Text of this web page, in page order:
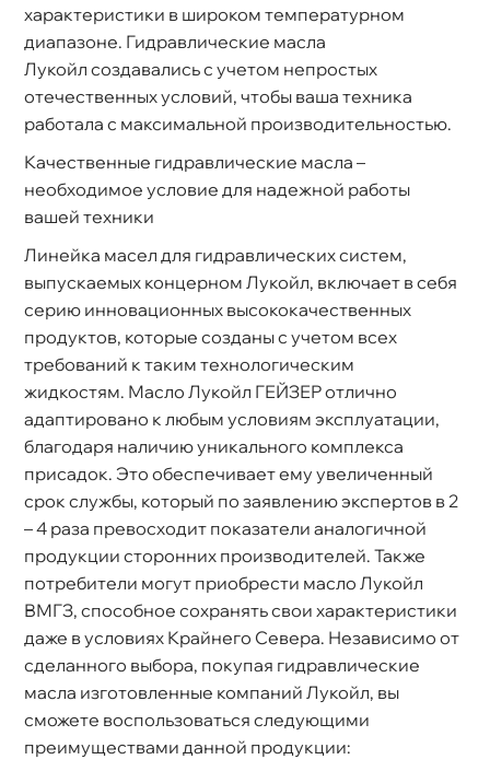
характеристики в широком температурном
диапазоне. Гидравлические масла
Лукойл создавались с учетом непростых
отечественных условий, чтобы ваша техника
работала с максимальной производительностью.
Качественные гидравлические масла –
необходимое условие для надежной работы
ашей техники
Линейка масел для гидравлических систем,
ыпускаемых концерном Лукойл, включает в себя
серию инновационных высококачественных
продуктов, которые созданы с учетом всех
требований к таким технологическим
жидкостям. Масло Лукойл ГЕЙЗЕР отлично
адаптировано к любым условиям эксплуатации,
лагодаря наличию уникального комплекса
присадок. Это обеспечивает ему увеличенный
срок службы, который по заявлению экспертов в 2
– 4 раза превосходит показатели аналогичной
продукции сторонних производителей. Также
потребители могут приобрести масло Лукойл
МГЗ, способное сохранять свои характеристики
даже в условиях Крайнего Севера. Независимо от
сделанного выбора, покупая гидравлические
масла изготовленные компаний Лукойл, вы
сможете воспользоваться следующими
преимуществами данной продукции: